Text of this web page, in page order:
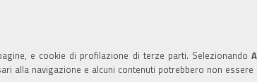
e cookie di profilazione di terze parti. Selezionando
alla navigazione e alcuni contenuti potrebbero non